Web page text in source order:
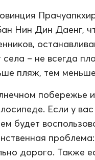
Нин Дин Даенг,
– не всегда
пляж, тем
Если у
будет
дорого. Также